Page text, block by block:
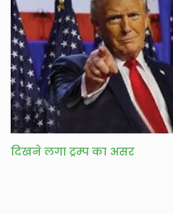
दिखने लगा ट्रम्प का असर